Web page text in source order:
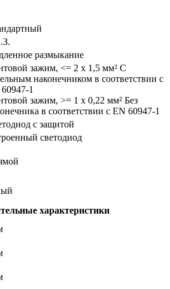
размыкание
зажим, <= 2 x 1,5 мм² С
наконечником в соответствии с
1
зажим, >= 1 x 0,22 мм² Без
в соответствии с EN 60947-1
с защитой
светодиод
характеристики